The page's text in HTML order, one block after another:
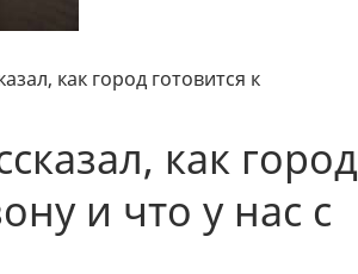
как город готовится к
как город
и что у нас с